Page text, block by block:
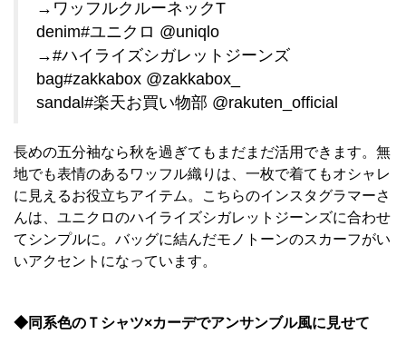
→ワッフルクルーネックT
denim#ユニクロ @uniqlo
→#ハイライズシガレットジーンズ
bag#zakkabox @zakkabox_
sandal#楽天お買い物部 @rakuten_official
長めの五分袖なら秋を過ぎてもまだまだ活用できます。無
地でも表情のあるワッフル織りは、一枚で着てもオシャレ
に見えるお役立ちアイテム。こちらのインスタグラマーさ
んは、ユニクロのハイライズシガレットジーンズに合わせ
てシンプルに。バッグに結んだモノトーンのスカーフがい
いアクセントになっています。
◆同系色のＴシャツ×カーデでアンサンブル風に見せて